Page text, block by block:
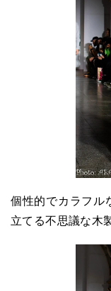
個性的でカラフル
立てる不思議な木